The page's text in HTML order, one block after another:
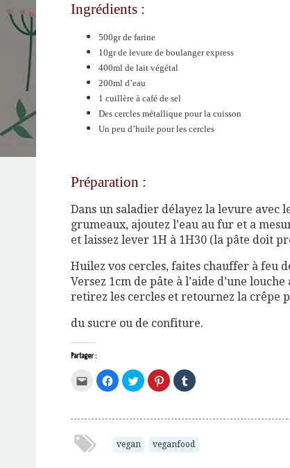
Ingrédients :
500gr de farine
10gr de levure de boulanger express
400ml de lait végétal
200ml d’eau
1 cuillère à café de sel
Des cercles métallique pour la cuisson
Un peu d’huile pour les cercles
Préparation :
Dans un saladier délayez la levure
grumeaux, ajoutez l’eau au fur et a
et laissez lever 1H à 1H30 (la pâte doit
Huilez vos cercles, faites chauffer à feu
Versez 1cm de pâte à l’aide d’une
retirez les cercles et retournez la crêpe
du sucre ou de confiture.
Partager :
Cliquez
pour
envoyer
mail
un
ami(ouvre
dans
Cliquez
pour
partager
dans
fenêtre)
Cliquez
pour
partager
dans
fenêtre)
Cliquez
pour
partager
dans
fenêtre)
Cliquez
pour
dans
fenêtre)
vegan veganfood